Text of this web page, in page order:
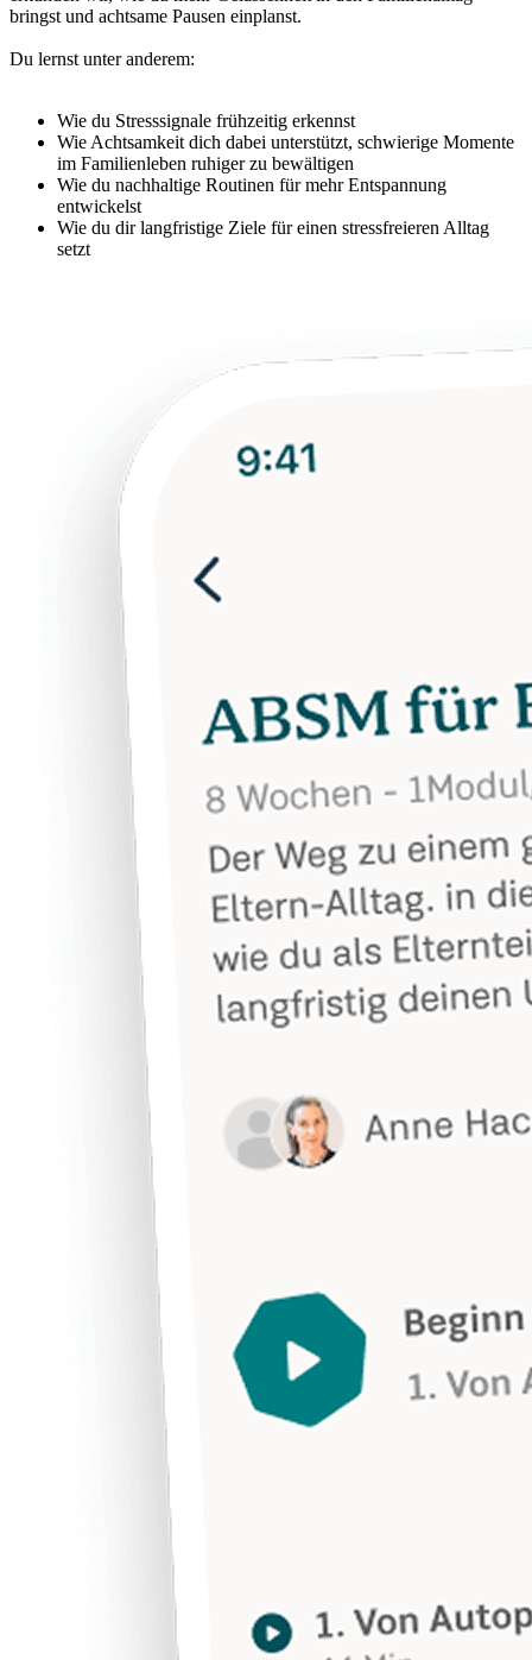
bringst und achtsame Pausen einplanst.
Du lernst unter anderem:
Wie du Stresssignale frühzeitig erkennst
Wie Achtsamkeit dich dabei unterstützt, schwierige Momente
im Familienleben ruhiger zu bewältigen
Wie du nachhaltige Routinen für mehr Entspannung
entwickelst
Wie du dir langfristige Ziele für einen stressfreieren Alltag
setzt